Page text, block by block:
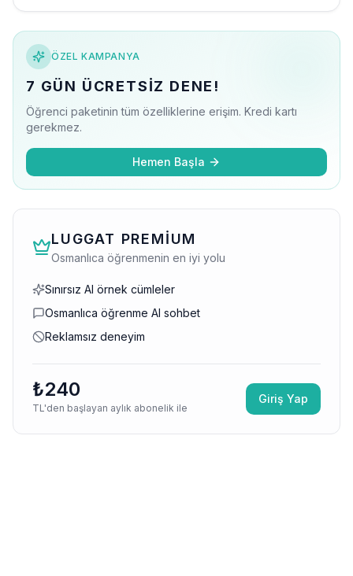
ÖZEL KAMPANYA
7 GÜN ÜCRETSIZ DENE!
Öğrenci paketinin tüm özelliklerine erişim. Kredi kartı
gerekmez.
Hemen Başla
LUGGAT PREMIUM
Osmanlıca öğrenmenin en iyi yolu
Sınırsız AI örnek cümleler
Osmanlıca öğrenme AI sohbet
Reklamsız deneyim
₺240
TL'den başlayan aylık abonelik ile
Giriş Yap